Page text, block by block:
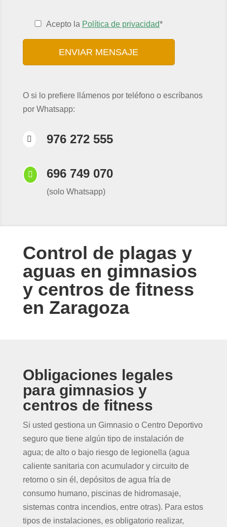
Acepto la Política de privacidad*
O si lo prefiere llámenos por teléfono o escríbanos
por Whatsapp:
 976 272 555
 696 749 070
(solo Whatsapp)
Control de plagas y
aguas en gimnasios
y centros de fitness
en Zaragoza
Obligaciones legales
para gimnasios y
centros de fitness
Si usted gestiona un Gimnasio o Centro Deportivo
seguro que tiene algún tipo de instalación de
agua; de alto o bajo riesgo de legionella (agua
caliente sanitaria con acumulador y circuito de
retorno o sin él, depósitos de agua fría de
consumo humano, piscinas de hidromasaje,
sistemas contra incendios, entre otras). Para estos
tipos de instalaciones, es obligatorio realizar,